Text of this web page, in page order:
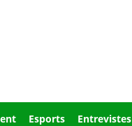
Esports Entrevistes